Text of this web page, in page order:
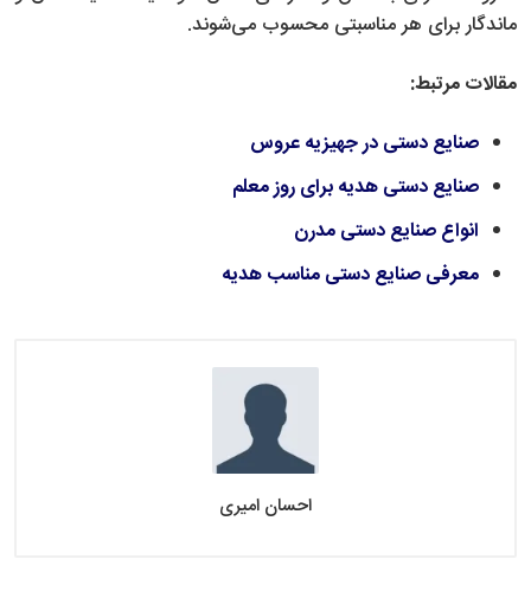
ماندگار برای هر مناسبتی محسوب می‌شوند.
مقالات مرتبط:
صنایع دستی در جهیزیه عروس
صنایع دستی هدیه برای روز معلم
انواع صنایع دستی مدرن
معرفی صنایع دستی مناسب هدیه
احسان امیری